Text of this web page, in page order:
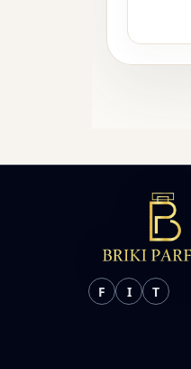
F I T